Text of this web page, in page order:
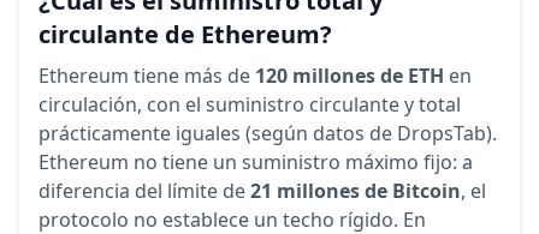
circulante de Ethereum?
Ethereum tiene más de 120 millones de ETH en
circulación, con el suministro circulante y total
prácticamente iguales (según datos de DropsTab).
Ethereum no tiene un suministro máximo fijo: a
diferencia del límite de21 millones de Bitcoin, el
protocolo no establece un techo rígido. En